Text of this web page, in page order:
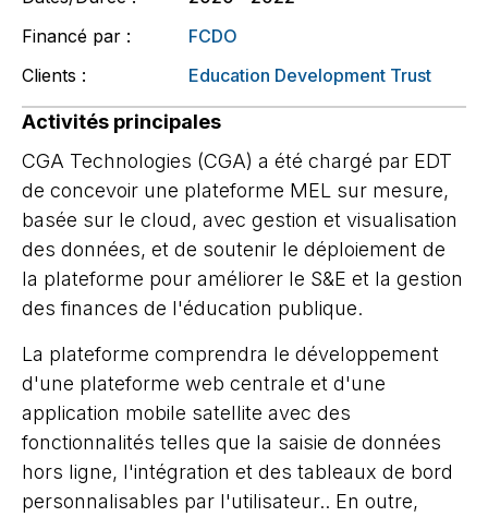
Financé par :
FCDO
Clients :
Education Development Trust
Activités principales
CGA Technologies (CGA) a été chargé par EDT
de concevoir une plateforme MEL sur mesure,
basée sur le cloud, avec gestion et visualisation
des données, et de soutenir le déploiement de
la plateforme pour améliorer le S&E et la gestion
des finances de l'éducation publique.
La plateforme comprendra le développement
d'une plateforme web centrale et d'une
application mobile satellite avec des
fonctionnalités telles que la saisie de données
hors ligne, l'intégration et des tableaux de bord
personnalisables par l'utilisateur.. En outre,